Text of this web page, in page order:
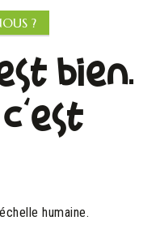
?
bien.
humaine.